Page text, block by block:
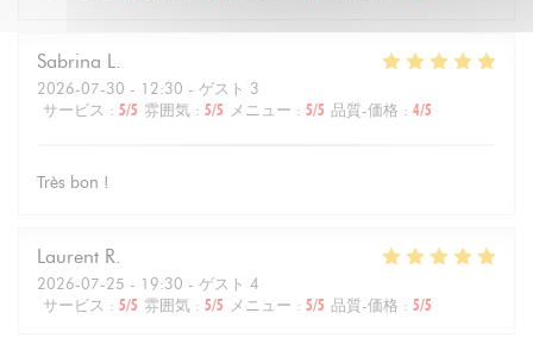
Sabrina L
2026-07-30 - 12:30 - ゲスト 3
サービス : 5/5 雰囲気 : 5/5 メニュー : 5/5 品質-価格 : 4/5
Très bon !
Laurent R
2026-07-25 - 19:30 - ゲスト 4
サービス : 5/5 雰囲気 : 5/5 メニュー : 5/5 品質-価格 : 5/5